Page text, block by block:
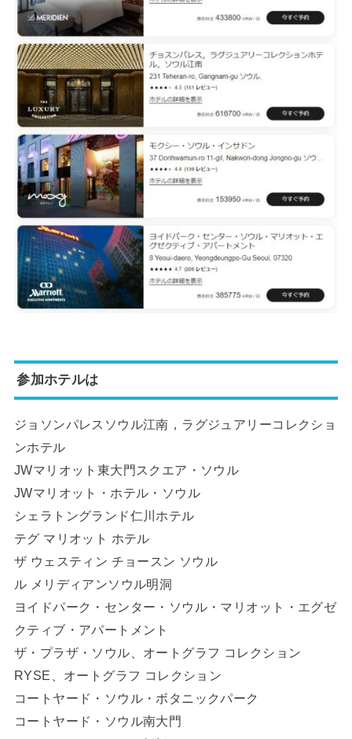
参加ホテルは
ジョソンパレスソウル江南，ラグジュアリーコレクショ
ンホテル
JWマリオット東大門スクエア・ソウル
JWマリオット・ホテル・ソウル
シェラトングランド仁川ホテル
テグ マリオット ホテル
ザ ウェスティン チョースン ソウル
ル メリディアンソウル明洞
ヨイドパーク・センター・ソウル・マリオット・エグゼ
クティブ・アパートメント
ザ・プラザ・ソウル、オートグラフ コレクション
RYSE、オートグラフ コレクション
コートヤード・ソウル・ボタニックパーク
コートヤード・ソウル南大門